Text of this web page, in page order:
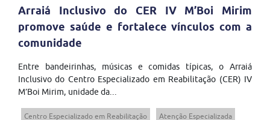
Arraiá Inclusivo do CER IV M’Boi Mirim
promove saúde e fortalece vínculos com a
comunidade
Entre bandeirinhas, músicas e comidas típicas, o Arraiá
Inclusivo do Centro Especializado em Reabilitação (CER) IV
M’Boi Mirim, unidade da...
Centro Especializado em Reabilitação
Atenção Especializada